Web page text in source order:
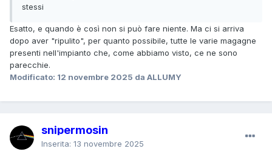
stessi
Esatto, e quando è così non si può fare niente. Ma ci si arriva
dopo aver "ripulito", per quanto possibile, tutte le varie magagne
presenti nell'impianto che, come abbiamo visto, ce ne sono
parecchie.
Modificato: 12 novembre 2025 da ALLUMY
snipermosin
Inserita: 13 novembre 2025